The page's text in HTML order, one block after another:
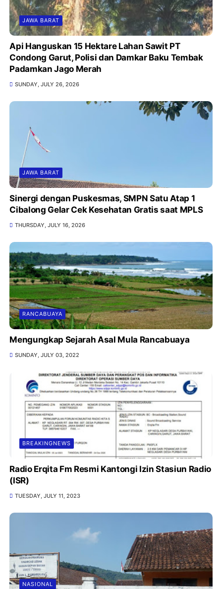
JAWA BARAT
Api Hanguskan 15 Hektare Lahan Sawit PT
Condong Garut, Polisi dan Damkar Baku Tembak
Padamkan Jago Merah
SUNDAY, JULY 26, 2026
JAWA BARAT
Sinergi dengan Puskesmas, SMPN Satu Atap 1
Cibalong Gelar Cek Kesehatan Gratis saat MPLS
THURSDAY, JULY 16, 2026
RANCABUAYA
Mengungkap Sejarah Asal Mula Rancabuaya
SUNDAY, JULY 03, 2022
BREAKINGNEWS
Radio Erqita Fm Resmi Kantongi Izin Stasiun Radio
(ISR)
TUESDAY, JULY 11, 2023
NASIONAL